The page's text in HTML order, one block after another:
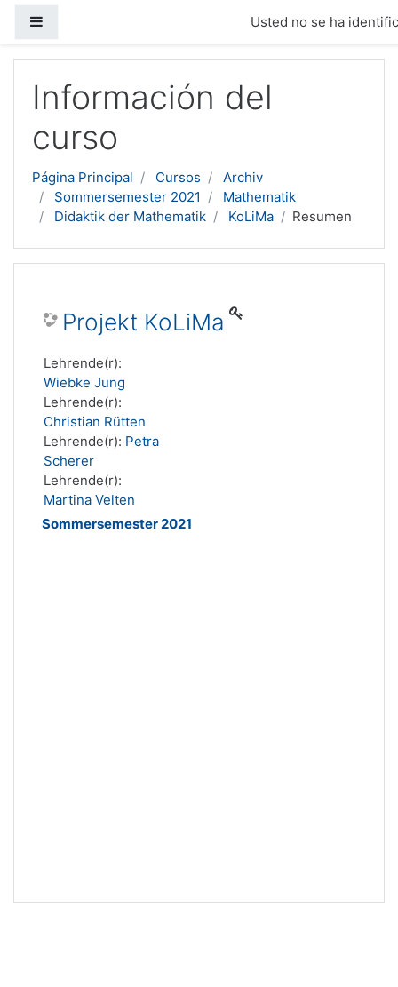
Usted no se ha
Información del
curso
Página Principal Cursos
Archiv
Sommersemester 2021
Mathematik
Didaktik der Mathematik
KoLiMa Resumen
Projekt KoLiMa
Lehrende(r):
Wiebke Jung
Lehrende(r):
Christian Rütten
Lehrende(r): Petra
Scherer
Lehrende(r):
Martina Velten
Sommersemester 2021